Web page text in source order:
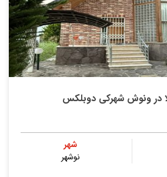
در ونوش شهرکی دوبلکس
شهر
نوشهر